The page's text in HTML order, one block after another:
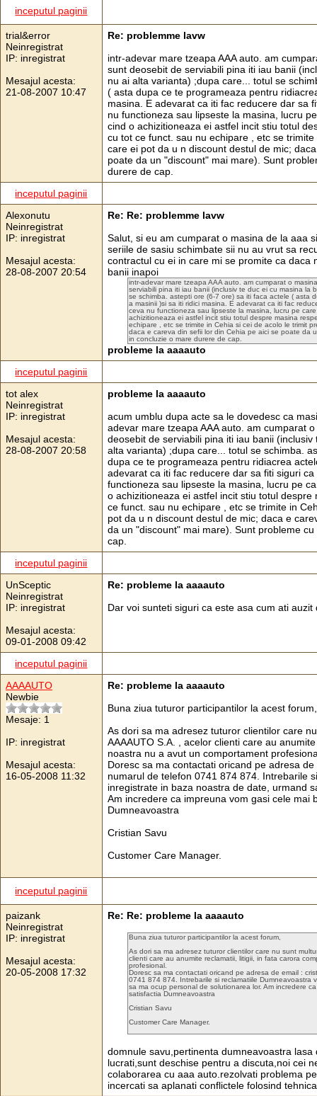
inceputul paginii
trial&error
Neinregistrat
IP: inregistrat
Mesajul acesta:
21-08-2007 10:47
Re: problemme lavw
intr-adevar mare tzeapa AAA auto. am
sunt deosebit de serviabili pina iti iau banii
nu ai alta varianta) ;dupa care... totul se
( asta dupa ce te programeaza pentru
masina. E adevarat ca iti fac reducere dar sa
nu functioneza sau lipseste la masina, lucru
cind o achizitioneaza ei astfel incit stiu totul
cu tot ce funct. sau nu echipare , etc se
care ei pot da u n discount destul de mic;
poate da un "discount" mai mare). Sunt
durere de cap.
inceputul paginii
Alexonutu
Neinregistrat
IP: inregistrat
Mesajul acesta:
28-08-2007 20:54
Re: Re: problemme lavw
Salut, si eu am cumparat o masina de la aaa
seriile de sasiu schimbate sii nu au vrut sa
contractul cu ei in care mi se promite ca daca
banii inapoi
intr-adevar mare tzeapa AAA auto. am cumparat o
serviabili pina iti iau banii (inclusiv te duc ei cu masina
se schimba. astepti ore (6-7 ore) sa iti faca actele ( asta
a masinii )si sa iti ridici masina. E adevarat ca iti fac
ceva nu functioneza sau lipseste la masina, lucru pe
achizitioneaza ei astfel incit stiu totul despre masina
echipare , etc se trimite in Cehia si cei de acolo le trimit
daca e careva din sefii lor din Cehia pe aici se poate da
in concluzie o mare durere de cap.
probleme la aaaauto
inceputul paginii
tot alex
Neinregistrat
IP: inregistrat
Mesajul acesta:
28-08-2007 20:58
probleme la aaaauto
acum umblu dupa acte sa le dovedesc ca
adevar mare tzeapa AAA auto. am cumparat
deosebit de serviabili pina iti iau banii
alta varianta) ;dupa care... totul se schimba.
dupa ce te programeaza pentru ridiacrea
adevarat ca iti fac reducere dar sa fiti siguri
functioneza sau lipseste la masina, lucru pe
o achizitioneaza ei astfel incit stiu totul
ce funct. sau nu echipare , etc se trimite in
pot da u n discount destul de mic; daca e
da un "discount" mai mare). Sunt probleme
cap.
inceputul paginii
UnSceptic
Neinregistrat
IP: inregistrat
Mesajul acesta:
09-01-2008 09:42
Re: probleme la aaaauto
Dar voi sunteti siguri ca este asa cum ati auzit
inceputul paginii
AAAAUTO
Newbie
Mesaje: 1
IP: inregistrat
Mesajul acesta:
16-05-2008 11:32
Re: probleme la aaaauto
Buna ziua tuturor participantilor la acest forum,
As dori sa ma adresez tuturor clientilor care
AAAAUTO S.A. , acelor clienti care au
noastra nu a avut un comportament
Doresc sa ma contactati oricand pe adresa
numarul de telefon 0741 874 874. Intrebarile
inregistrate in baza noastra de date, urmand
Am incredere ca impreuna vom gasi cele mai
Dumneavoastra
Cristian Savu
Customer Care Manager.
inceputul paginii
paizank
Neinregistrat
IP: inregistrat
Mesajul acesta:
20-05-2008 17:32
Re: Re: probleme la aaaauto
Buna ziua tuturor participantilor la acest forum,
As dori sa ma adresez tuturor clientilor care nu sunt
clienti care au anumite reclamatii, litigii, in fata carora
profesional.
Doresc sa ma contactati oricand pe adresa de email :
0741 874 874. Intrebarile si reclamatiile Dumneavoastra
sa ma ocup personal de solutionarea lor. Am incredere
satisfactia Dumneavoastra
Cristian Savu
Customer Care Manager.
domnule savu,pertinenta dumneavoastra
lucrati,sunt deschise pentru a discuta,noi cei
colaborarea cu aaa auto.rezolvati problema
incercati sa aplanati conflictele folosind